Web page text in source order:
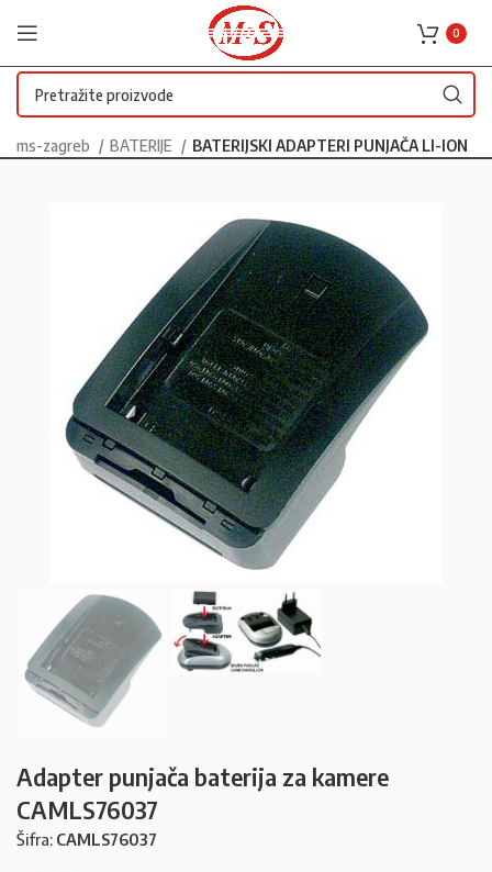
0
ms-zagreb BATERIJE BATERIJSKI ADAPTERI PUNJAČA LI-ION
Adapter punjača baterija za kamere
CAMLS76037
Šifra: CAMLS76037